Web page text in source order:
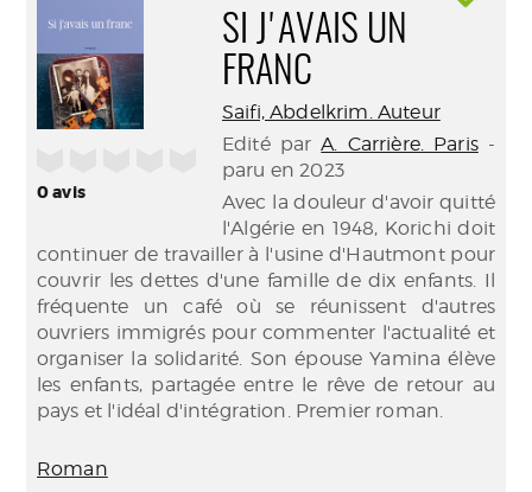
0avis
SI J'AVAIS UN
FRANC
Saifi, Abdelkrim. Auteur
Edité parA. Carrière. Paris-
paru en 2023
Avec la douleur d'avoir quitté
l'Algérie en 1948, Korichi doit
continuer de travailler à l'usine d'Hautmont pour
couvrir les dettes d'une famille de dix enfants. Il
fréquente un café où se réunissent d'autres
ouvriers immigrés pour commenter l'actualité et
organiser la solidarité. Son épouse Yamina élève
les enfants, partagée entre le rêve de retour au
pays et l'idéal d'intégration. Premier roman.
Roman